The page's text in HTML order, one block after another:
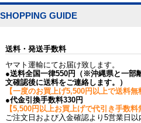
SHOPPING GUIDE
送料・発送手数料
ヤマト運輸にてお届け致します。
●送料全国一律550円（※沖縄県と一部
文確認後に送料をご連絡します。）
【一度のお買上げ5,500円以上で送料無
●代金引換手数料330円
【5,500円以上お買上げで代引き手数料
ご注文日および入金確認より5営業日以